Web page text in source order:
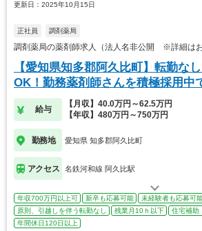
更新日：2025年10月15日
正社員 調剤薬局
調剤薬局の薬剤師求人（法人名非公開 ※詳細はお
【愛知県知多郡阿久比町】転勤な
OK！勤務薬剤師さんを積極採用中
給与
【月収】40.0万円～62.5万円
【年収】480万円～750万円
勤務地 愛知県 知多郡阿久比町
アクセス 名鉄河和線 阿久比駅
年収700万円以上可 新卒も応募可能
未経験者も応募可
原則、引越しを伴う転勤なし
残業月10ｈ以下 住宅補助
年間休日120日以上